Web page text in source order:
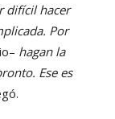
difícil hacer
Por
hagan la
Ese es